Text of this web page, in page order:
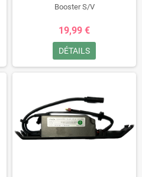
Booster S/V
19,99 €
DÉTAILS